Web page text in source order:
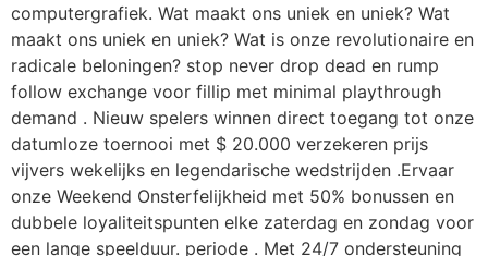
computergrafiek. Wat maakt ons uniek en uniek? Wat
maakt ons uniek en uniek? Wat is onze revolutionaire en
radicale beloningen? stop never drop dead en rump
follow exchange voor fillip met minimal playthrough
demand . Nieuw spelers winnen direct toegang tot onze
datumloze toernooi met $ 20.000 verzekeren prijs
vijvers wekelijks en legendarische wedstrijden .Ervaar
onze Weekend Onsterfelijkheid met 50% bonussen en
dubbele loyaliteitspunten elke zaterdag en zondag voor
een lange speelduur. periode . Met 24/7 ondersteuning